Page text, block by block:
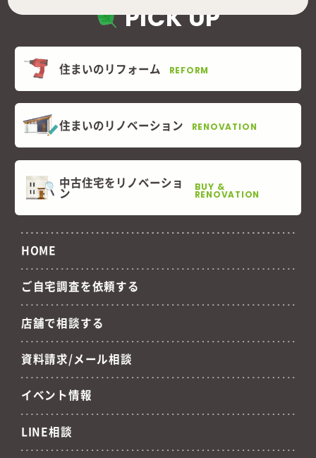
PICK UP
住まいのリフォーム REFORM
住まいのリノベーション RENOVATION
中古住宅をリノベーショ
ン BUY &
RENOVATION
HOME
ご自宅調査を依頼する
店舗で相談する
資料請求/メール相談
イベント情報
LINE相談